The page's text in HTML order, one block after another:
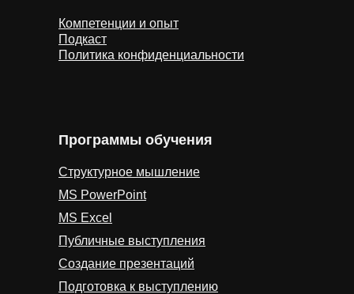
Компетенции и опыт
Подкаст
Политика конфиденциальности
Программы обучения
Структурное мышление
MS PowerPoint
MS Excel
Публичные выступления
Создание презентаций
Подготовка к выступлению